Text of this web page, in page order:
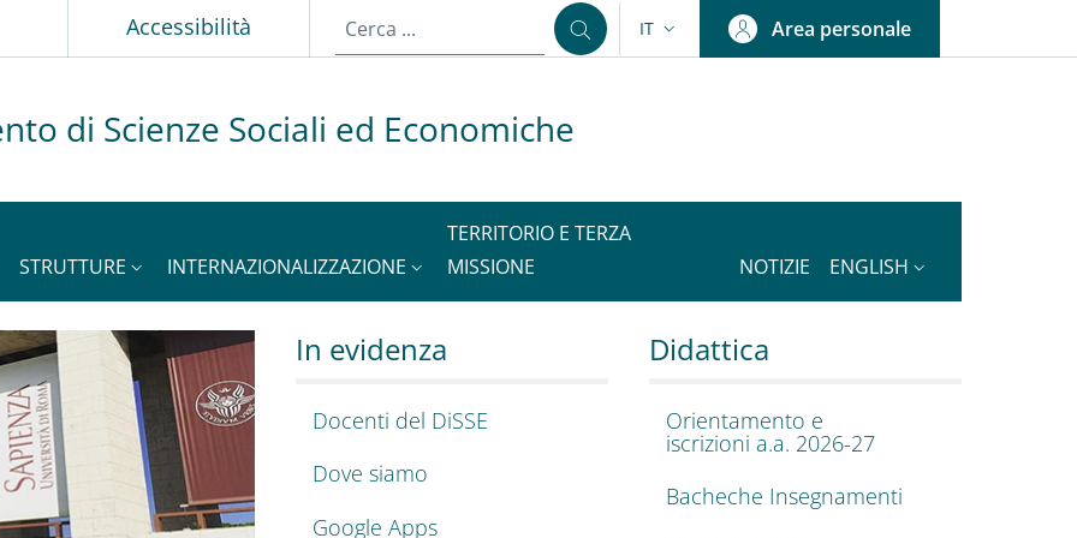
Accessibilità SELETTORE LINGUA: CURRENT LANGUAGE
IT Area personale
di Scienze Sociali ed Economiche
STRUTTURE INTERNAZIONALIZZAZIONE
TERRITORIO E TERZA
MISSIONE
NOTIZIE ENGLISH
Sociali ed Economiche
del dipartimento di Scienze Sociali ed
In evidenza
Docenti del DiSSE
Dove siamo
Google Apps
Didattica
Orientamento e
iscrizioni a.a. 2026-27
Bacheche Insegnamenti